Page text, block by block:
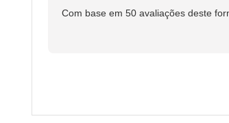
Com base em 50 avaliações deste